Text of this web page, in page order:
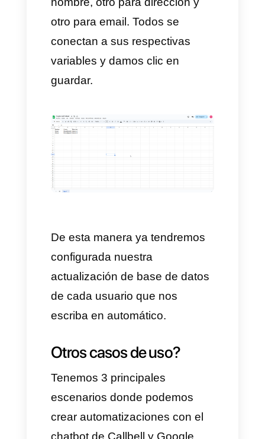
Ahora creamos una nueva
acción de enviar mensaje:
Pidiendo el email y repitiendo el
proceso anterior, agregando la
implementar la variable de
tenemos establecidas las
variables y el bot recogerá
todos estos datos, creamos la
acción de Google Sheets.